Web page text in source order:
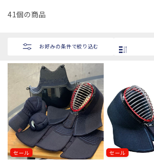
41個の商品
お好みの条件で絞り込む
セール セール